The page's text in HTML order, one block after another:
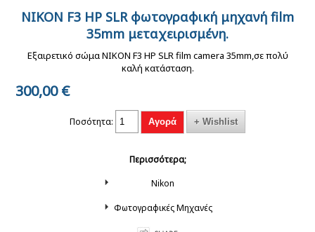
Agfa Agfapan APX 400
ασπρόμαυρο φιλμ
FOMA fomapan 400
action ασπρόμαυρο
φιλμ 135-36 ISO 400
Ilford PAN
black&white film
35mm 135-36 ISO 400
Εμφάνιση &
εγχρωμου φίλμ 35mm
NIKON F3 HP SLR φωτογραφική μηχανή film
35mm μεταχειρισμένη.
Εξαιρετικό σώμα NIKON F3 HP SLR film camera 35mm,σε πολύ
καλή κατάσταση.
300,00€
Ποσότητα:
Περισσότερα;
Nikon
Φωτογραφικές Μηχανές